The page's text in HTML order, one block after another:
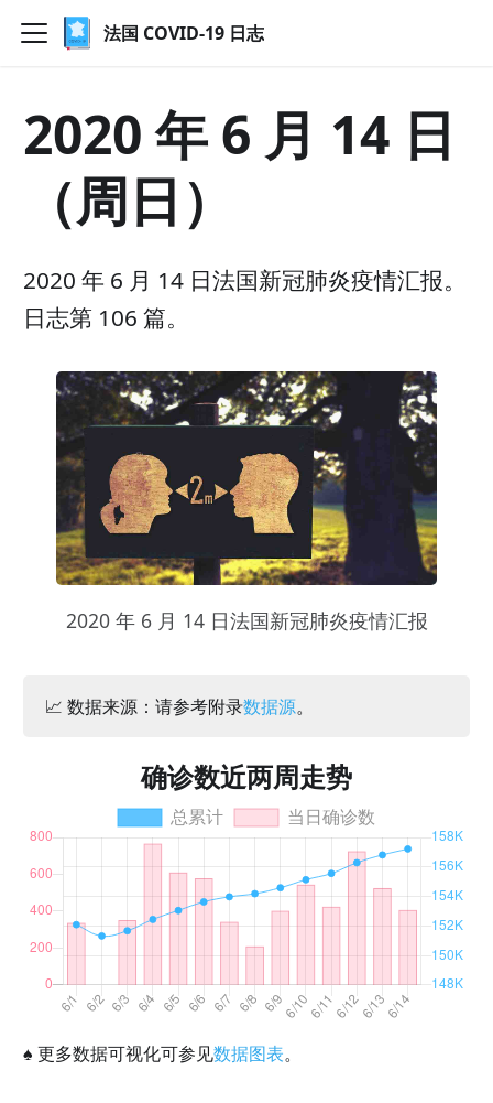
法国 COVID-19 日志
2020 年 6 月 14 日
（周日）
2020 年 6 月 14 日法国新冠肺炎疫情汇报。
日志第 106 篇。
2020 年 6 月 14 日法国新冠肺炎疫情汇报
📈 数据来源：请参考附录数据源。
确诊数近两周走势
♠ 更多数据可视化可参见数据图表。